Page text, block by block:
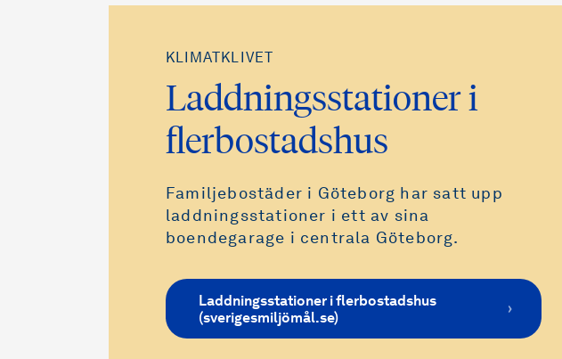
KLIMATKLIVET
Laddningsstationer i
flerbostadshus
Familjebostäder i Göteborg har satt upp
laddningsstationer i ett av sina
boendegarage i centrala Göteborg.
Laddningsstationer i flerbostadshus
(sverigesmiljömål.se)